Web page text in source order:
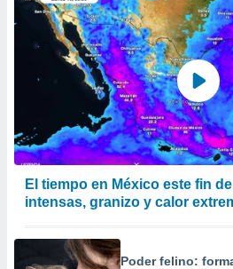
El tiempo en México este fin
intensas, granizo y calor
Poder felino: